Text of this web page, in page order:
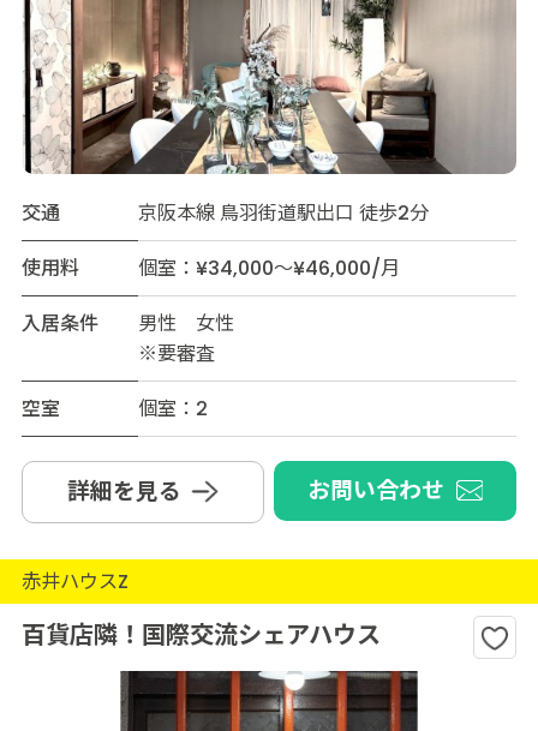
交通
京阪本線 鳥羽街道駅出口 徒歩2分
使用料
個室：¥34,000～¥46,000/月
入居条件
男性 女性
※要審査
空室
個室：2
詳細を見る お問い合わせ
赤井ハウスZ
百貨店隣！国際交流シェアハウス